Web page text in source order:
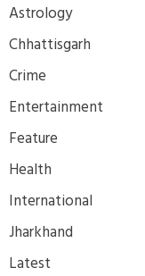
Astrology
Chhattisgarh
Crime
Entertainment
Feature
Health
International
Jharkhand
Latest